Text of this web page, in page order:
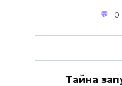
0
Тайна